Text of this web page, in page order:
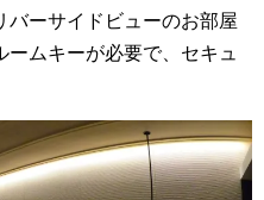
バーサイドビューのお部屋
ムキーが必要で、セキュ